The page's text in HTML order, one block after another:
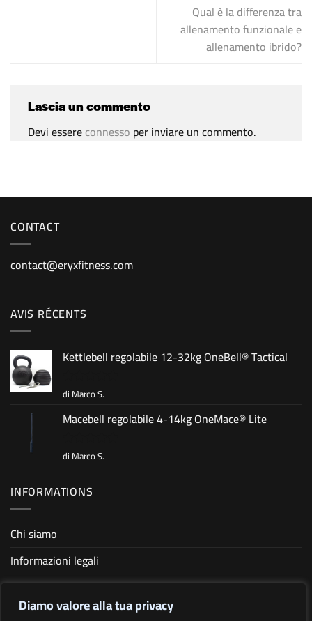
Diamo valore alla tua privacy
Qual è la differenza tra
allenamento funzionale e
allenamento ibrido?
Lascia un commento
Devi essereconnesso per inviare un commento.
CONTACT
contact@eryxfitness.com
AVIS RÉCENTS
Kettlebell regolabile 12-32kg OneBell® Tactical
Valutato
di Marco S.
Macebell regolabile 4-14kg OneMace® Lite
Valutato
di Marco S.
INFORMATIONS
Chi siamo
Informazioni legali
Informativa sulla privacy